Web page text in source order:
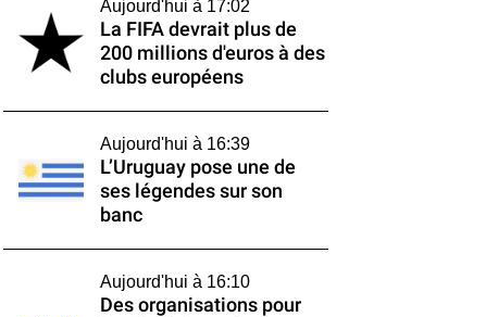
Aujourd'hui à 17:02
La FIFA devrait plus de
200 millions d'euros à des
clubs européens
Aujourd'hui à 16:39
L’Uruguay pose une de
ses légendes sur son
banc
Aujourd'hui à 16:10
Des organisations pour